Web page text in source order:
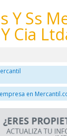
Y Ss
Cia
en